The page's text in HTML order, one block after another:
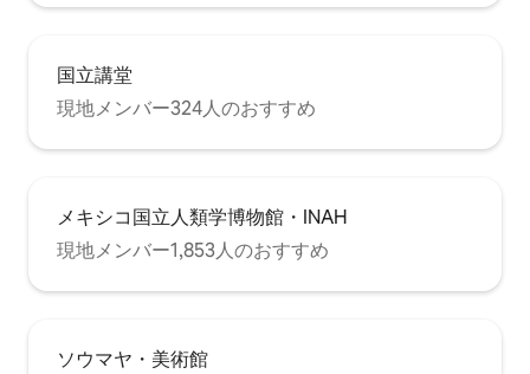
国立講堂
現地メンバー324人のおすすめ
メキシコ国立人類学博物館・INAH
現地メンバー1,853人のおすすめ
ソウマヤ・美術館